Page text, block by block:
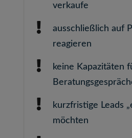
verkaufe
ausschließlich auf
reagieren
keine Kapazitäten
kurzfristige Leads
möchten